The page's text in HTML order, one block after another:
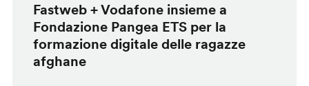
Fastweb + Vodafone insieme a
Fondazione Pangea ETS per la
formazione digitale delle ragazze
afghane